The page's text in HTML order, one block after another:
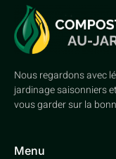
Nous regardons avec
jardinage saisonniers
vous garder sur la
Menu